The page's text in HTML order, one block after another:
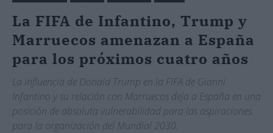
La FIFA de Infantino, Trump y
Marruecos amenazan a España
para los próximos cuatro años
La influencia de Donald Trump en la FIFA de Gianni
Infantino y su relación con Marruecos deja a España en una
posición de absoluta vulnerabilidad para las aspiraciones
para la organización del Mundial 2030.